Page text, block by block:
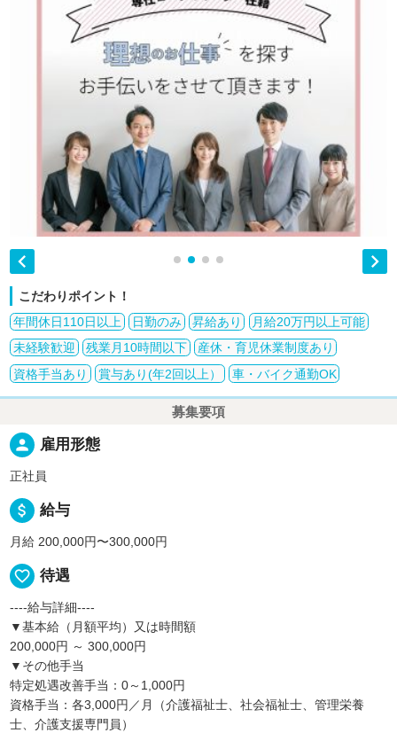
 
こだわりポイント！
年間休日110日以上
日勤のみ 昇給あり
月給20万円以上可能
未経験歓迎
残業月10時間以下
産休・育児休業制度あり
資格手当あり
賞与あり(年2回以上） 車・バイク通勤OK
募集要項
person 雇用形態
正社員
attach_money 給与
月給 200,000円〜300,000円
favorite_border 待遇
----給与詳細----
▼基本給（月額平均）又は時間額
200,000円 ～ 300,000円
▼その他手当
特定処遇改善手当：0～1,000円
資格手当：各3,000円／月（介護福祉士、社会福祉士、管理栄養
士、介護支援専門員）